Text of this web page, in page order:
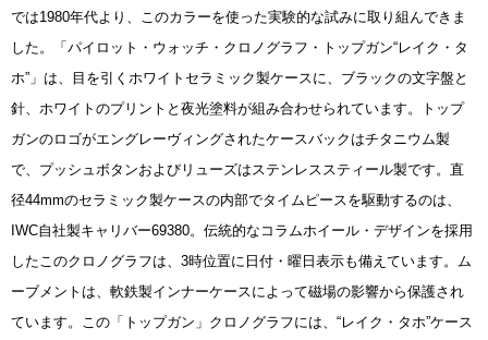
では1980年代より、このカラーを使った実験的な試みに取り組んできま
した。「パイロット・ウォッチ・クロノグラフ・トップガン“レイク・タ
ホ”」は、目を引くホワイトセラミック製ケースに、ブラックの文字盤と
針、ホワイトのプリントと夜光塗料が組み合わせられています。トップ
ガンのロゴがエングレーヴィングされたケースバックはチタニウム製
で、プッシュボタンおよびリューズはステンレススティール製です。直
径44mmのセラミック製ケースの内部でタイムピースを駆動するのは、
IWC自社製キャリバー69380。伝統的なコラムホイール・デザインを採用
したこのクロノグラフは、3時位置に日付・曜日表示も備えています。ム
ーブメントは、軟鉄製インナーケースによって磁場の影響から保護され
ています。この「トップガン」クロノグラフには、“レイク・タホ”ケース